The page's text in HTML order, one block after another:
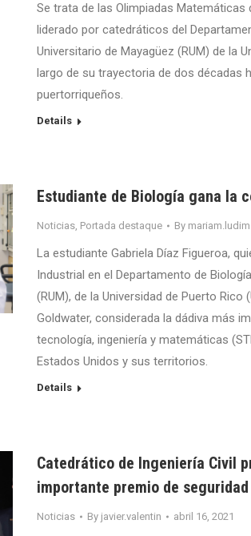
Se trata de las Olimpiadas Matemáticas
liderado por catedráticos del
Universitario de Mayagüez (RUM) de la
largo de su trayectoria de dos décadas
puertorriqueños.
Details
Estudiante de Biología gana la
Noticias, Portada destaque By mariam.ludim
La estudiante Gabriela Díaz Figueroa,
Industrial en el Departamento de
(RUM), de la Universidad de Puerto
Goldwater, considerada la dádiva más
tecnología, ingeniería y matemáticas
Estados Unidos y sus territorios.
Details
Catedrático de Ingeniería Civil
importante premio de
Noticias By javier.valentin abril 16, 2021